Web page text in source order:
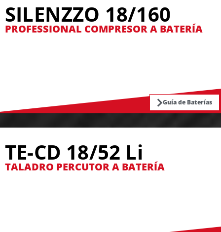
SILENZZO 18/160
PROFESSIONAL COMPRESOR A BATERÍA
Guía de Baterías
TE-CD 18/52 Li
TALADRO PERCUTOR A BATERÍA